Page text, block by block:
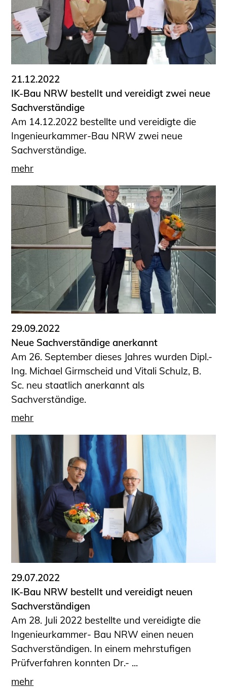
21.12.2022
IK-Bau NRW bestellt und vereidigt zwei neue
Sachverständige
Am 14.12.2022 bestellte und vereidigte die
Ingenieurkammer-Bau NRW zwei neue
Sachverständige.
mehr
29.09.2022
Neue Sachverständige anerkannt
Am 26. September dieses Jahres wurden Dipl.-
Ing. Michael Girmscheid und Vitali Schulz, B.
Sc. neu staatlich anerkannt als
Sachverständige.
mehr
29.07.2022
IK-Bau NRW bestellt und vereidigt neuen
Sachverständigen
Am 28. Juli 2022 bestellte und vereidigte die
Ingenieurkammer- Bau NRW einen neuen
Sachverständigen. In einem mehrstufigen
Prüfverfahren konnten Dr.- ...
mehr